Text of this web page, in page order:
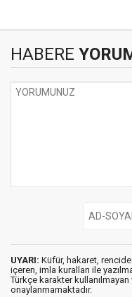
HABERE
UYARI: Küfür, hakaret,
içeren, imla kuralları ile
Türkçe karakter
onaylanmamaktadır.